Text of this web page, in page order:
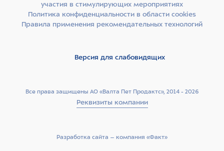
Все права защищены АО «Валта Пет Продактс», 2014 - 2026
Реквизиты компании
участия в стимулирующих мероприятиях
Политика конфиденциальности в области cookies
Правила применения рекомендательных технологий
Версия для слабовидящих
Разработка сайта –­ компания «Факт»